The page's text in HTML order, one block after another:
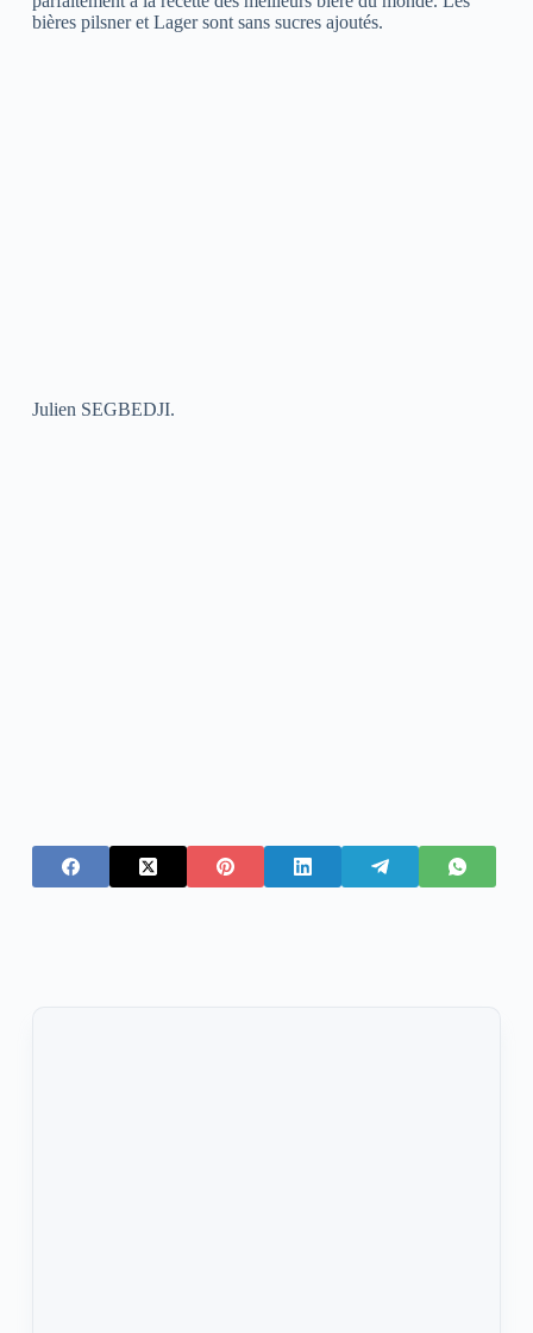
bières pilsner et Lager sont sans sucres ajoutés.
Julien SEGBEDJI.